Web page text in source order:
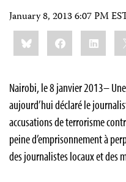
January 8, 2013 6:07 PM
Share
this:BlueskyFacebook
Nairobi, le 8 janvier 2013–
aujourd’hui déclaré le
accusations de terrorisme
peine d’emprisonnement à
des journalistes locaux et des